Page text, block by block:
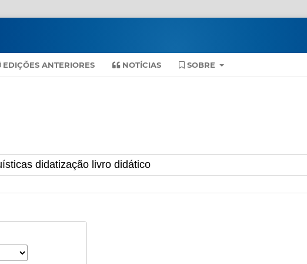
EDIÇÕES ANTERIORES NOTÍCIAS SOBRE